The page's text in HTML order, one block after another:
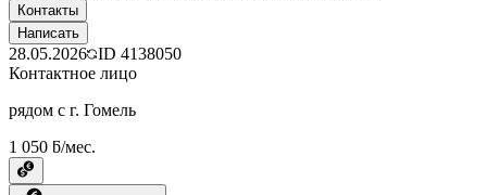
Контакты
Написать
28.05.2026 ID 4138050
Контактное лицо
рядом с г. Гомель
1 050 ƃ/мес.